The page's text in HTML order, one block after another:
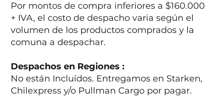
Por montos de compra inferiores a $160.000
+ IVA, el costo de despacho varia según el
volumen de los productos comprados y la
comuna a despachar.
Despachos en Regiones :
No están Incluídos. Entregamos en Starken,
Chilexpress y/o Pullman Cargo por pagar.